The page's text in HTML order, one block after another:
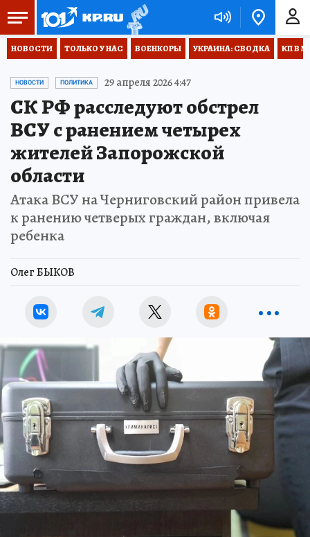
НОВОСТИ ТОЛЬКО У НАС ВОЕНКОРЫ УКРАИНА: СВОДКА КП В
НОВОСТИ ПОЛИТИКА 29 апреля 2026 4:47
СК РФ расследуют обстрел
ВСУ с ранением четырех
жителей Запорожской
области
Атака ВСУ на Черниговский район привела
к ранению четверых граждан, включая
ребенка
Олег БЫКОВ